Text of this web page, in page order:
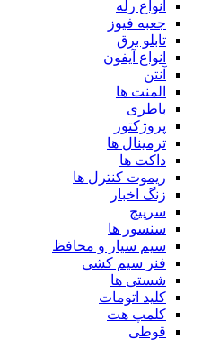
انواع رله
جعبه فیوز
تابلو برق
انواع آیفون
آنتن
المنت ها
باطری
پروژکتور
ترمینال ها
داکت ها
ریموت کنترل ها
زنگ اخبار
سرپیچ
سنسور ها
سیم سیار و محافظ
فنر سیم کشی
شستی ها
کلید اتومات
کلمپ هت
قوطی